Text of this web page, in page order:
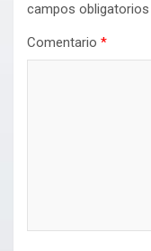
campos
Comentario *